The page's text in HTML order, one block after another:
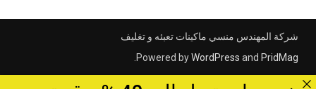
شركة المهندس منسي ماكينات تعبئه و تغليف
Powered byWordPress and PridMag